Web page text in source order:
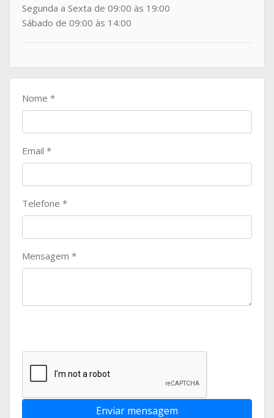
Segunda a Sexta de 09:00 às 19:00
Sábado de 09:00 às 14:00
Nome *
Email *
Telefone *
Mensagem *
Enviar mensagem